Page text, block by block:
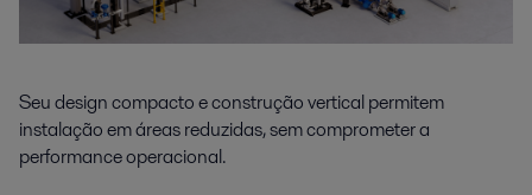
Seu design compacto e construção vertical permitem
instalação em áreas reduzidas, sem comprometer a
performance operacional.